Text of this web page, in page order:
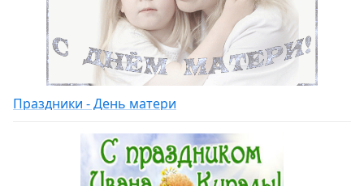
Праздники - День матери